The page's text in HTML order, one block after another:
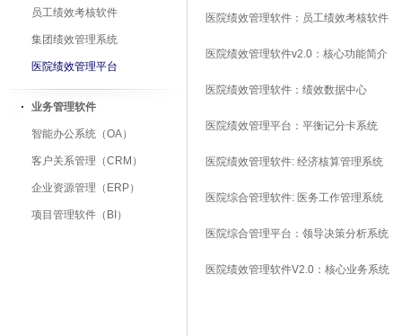
员工绩效考核软件
集团绩效管理系统
医院绩效管理平台
业务管理软件
智能办公系统（OA）
客户关系管理（CRM）
企业资源管理（ERP）
项目管理软件（BI）
医院绩效管理软件：员工绩效考核软件
医院绩效管理软件v2.0：核心功能简介
医院绩效管理软件：绩效数据中心
医院绩效管理平台：平衡记分卡系统
医院绩效管理软件: 经济核算管理系统
医院综合管理软件: 医务工作管理系统
医院综合管理平台：领导决策分析系统
医院绩效管理软件V2.0：核心业务系统